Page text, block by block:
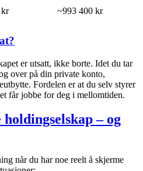
kr ~993 400 kr
er utsatt, ikke borte. Idet du tar
over på din private konto,
Fordelen er at du selv styrer
får jobbe for deg i mellomtiden.
– og
når du har noe reelt å skjerme